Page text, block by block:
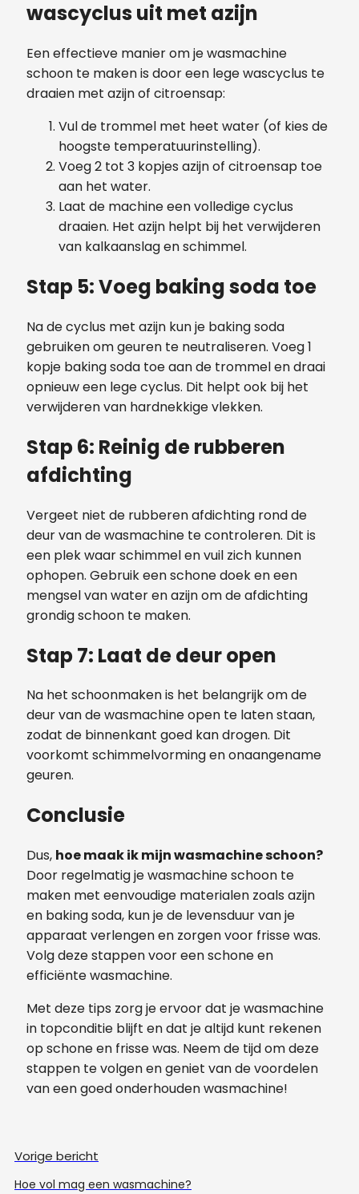
wascyclus uit met azijn
Een effectieve manier om je wasmachine
schoon te maken is door een lege wascyclus te
draaien met azijn of citroensap:
Vul de trommel met heet water (of kies de
hoogste temperatuurinstelling).
Voeg 2 tot 3 kopjes azijn of citroensap toe
aan het water.
Laat de machine een volledige cyclus
draaien. Het azijn helpt bij het verwijderen
van kalkaanslag en schimmel.
Stap 5: Voeg baking soda toe
Na de cyclus met azijn kun je baking soda
gebruiken om geuren te neutraliseren. Voeg 1
kopje baking soda toe aan de trommel en draai
opnieuw een lege cyclus. Dit helpt ook bij het
verwijderen van hardnekkige vlekken.
Stap 6: Reinig de rubberen
afdichting
Vergeet niet de rubberen afdichting rond de
deur van de wasmachine te controleren. Dit is
een plek waar schimmel en vuil zich kunnen
ophopen. Gebruik een schone doek en een
mengsel van water en azijn om de afdichting
grondig schoon te maken.
Stap 7: Laat de deur open
Na het schoonmaken is het belangrijk om de
deur van de wasmachine open te laten staan,
zodat de binnenkant goed kan drogen. Dit
voorkomt schimmelvorming en onaangename
geuren.
Conclusie
Dus, hoe maak ik mijn wasmachine schoon?
Door regelmatig je wasmachine schoon te
maken met eenvoudige materialen zoals azijn
en baking soda, kun je de levensduur van je
apparaat verlengen en zorgen voor frisse was.
Volg deze stappen voor een schone en
efficiënte wasmachine.
Met deze tips zorg je ervoor dat je wasmachine
in topconditie blijft en dat je altijd kunt rekenen
op schone en frisse was. Neem de tijd om deze
stappen te volgen en geniet van de voordelen
van een goed onderhouden wasmachine!
Vorige bericht
Hoe vol mag een wasmachine?